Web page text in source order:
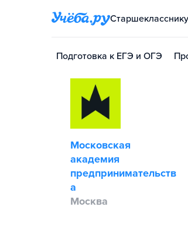
Подготовка к ЕГЭ и ОГЭ
Московская
академия
предпринимательств
а
Москва